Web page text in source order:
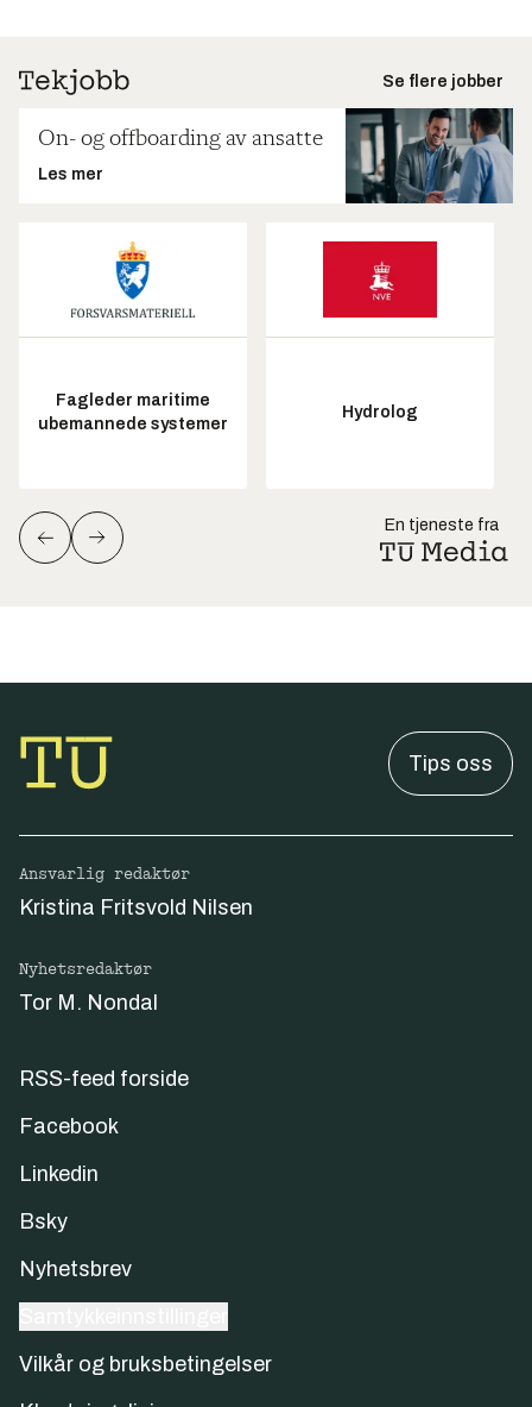
Se flere jobber
On- og offboarding av ansatte
Les mer
Fagleder maritime
ubemannede systemer
Hydrolog
En tjeneste fra
Tips oss
Ansvarlig redaktør
Kristina Fritsvold Nilsen
Nyhetsredaktør
Tor M. Nondal
RSS-feed forside
Facebook
Linkedin
Bsky
Nyhetsbrev
Vilkår og bruksbetingelser